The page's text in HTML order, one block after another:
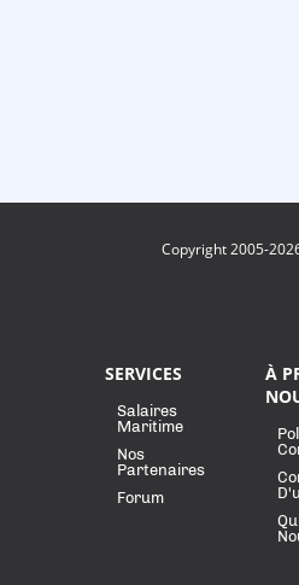
Copyright 2005-
SERVICES
Salaires
Maritime
Nos
Partenaires
Forum
À